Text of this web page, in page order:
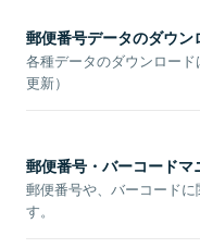
郵便番号データのダウン
各種データのダウンロー
更新）
郵便番号・バーコードマ
郵便番号や、バーコード
す。